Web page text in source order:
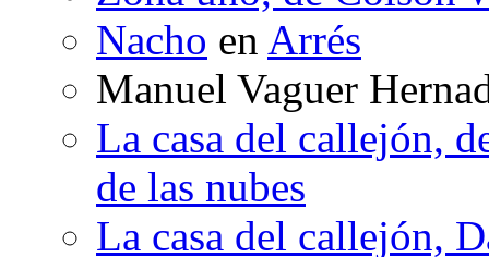
Nacho en Arrés
Manuel Vaguer
La casa del callejón,
de las nubes
La casa del callejón,